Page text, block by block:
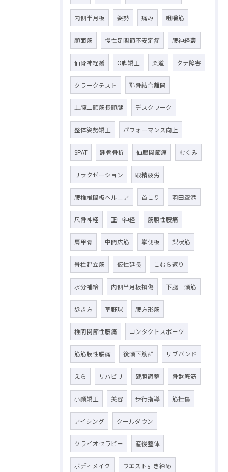
内側半月板 姿勢 痛み 咀嚼筋
顔面筋 慢性足関節不安定症 腰神経叢
仙骨神経叢 O脚矯正 柔道 タナ障害
クラークテスト 恥骨結合離開
上腕二頭筋長頭腱 デスクワーク
整体姿勢矯正 パフォーマンス向上
SPAT 踵骨骨折 仙腸関節痛 むくみ
リラクゼーション 眼精疲労
腰椎椎間板ヘルニア 首こり 羽田空港
尺骨神経 正中神経 筋膜性腰痛
肩甲骨 中間広筋 掌側板 梨状筋
脊柱起立筋 仮性延長 こむら返り
水分補給 内側半月板損傷 下腿三頭筋
歩き方 草野球 腰方形筋
椎間関節性腰痛 コンタクトスポーツ
筋筋膜性腰痛 後頭下筋群 リブバンド
えら リハビリ 硬膜調整 骨盤底筋
小顔矯正 美容 歩行指導 筋挫傷
アイシング クールダウン
クライオセラピー 産後整体
ボディメイク ウエスト引き締め